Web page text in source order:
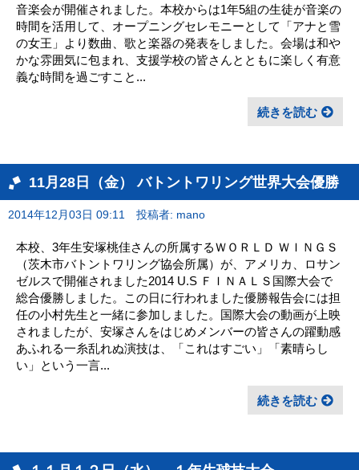
音楽会が開催されました。本校からは1年5組の生徒が音楽の
時間を活用して、オープニングセレモニーとして「アナと雪
の女王」より数曲、歌と楽器の発表をしました。会場は和や
かな雰囲気に包まれ、支援学校の皆さんとともに楽しく有意
義な時間を過ごすこと...
続きを読む
11月28日（金） バトントワリング世界大会優勝
2014年12月03日 09:11 投稿者: mano
本校、3年生安塚桃佳さんの所属するＷＯＲＬＤ ＷＩＮＧＳ
（茨木市バトントワリング協会所属）が、アメリカ、ロサン
ゼルスで開催されました2014 U.S ＦＩＮＡＬＳ国際大会で
総合優勝しました。この日に行われました優勝報告会には担
任の小村先生と一緒に参加しました。国際大会の動画が上映
されましたが、安塚さんをはじめメンバーの皆さんの躍動感
あふれる一糸乱れぬ演技は、「これはすごい」「素晴らし
い」という一言...
続きを読む